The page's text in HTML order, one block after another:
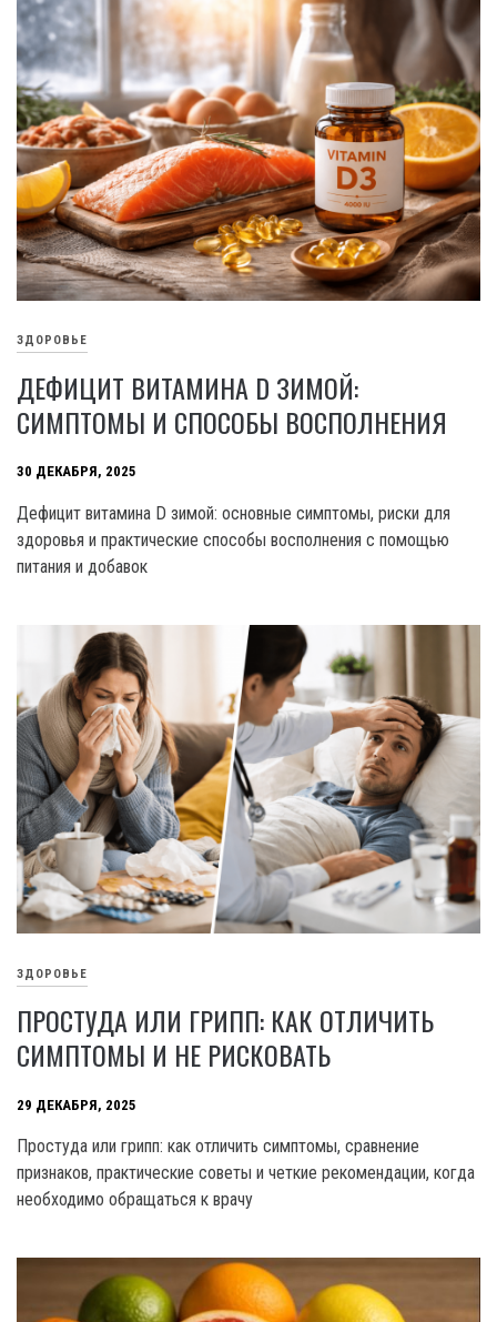
ЗДОРОВЬЕ
ДЕФИЦИТ ВИТАМИНА D ЗИМОЙ:
СИМПТОМЫ И СПОСОБЫ ВОСПОЛНЕНИЯ
30 ДЕКАБРЯ, 2025
Дефицит витамина D зимой: основные симптомы, риски для
здоровья и практические способы восполнения с помощью
питания и добавок
ЗДОРОВЬЕ
ПРОСТУДА ИЛИ ГРИПП: КАК ОТЛИЧИТЬ
СИМПТОМЫ И НЕ РИСКОВАТЬ
29 ДЕКАБРЯ, 2025
Простуда или грипп: как отличить симптомы, сравнение
признаков, практические советы и четкие рекомендации, когда
необходимо обращаться к врачу